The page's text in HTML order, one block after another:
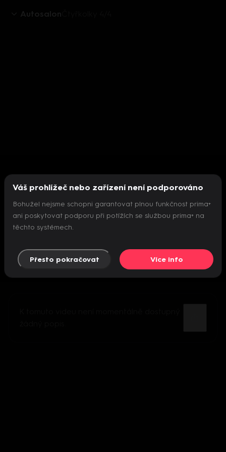
Autosalon
Nepodařilo se inicializovat přehrávač
Váš prohlížeč nebo zařízení není podporováno
Bohužel nejsme schopni garantovat plnou funkčnost prima+
ani poskytovat podporu při potížích se službou prima+ na
těchto systémech.
Přesto pokračovat Více info